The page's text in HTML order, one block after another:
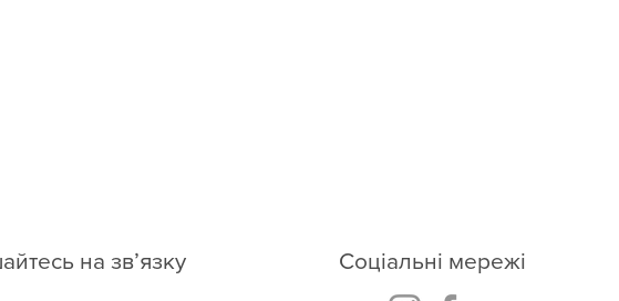
на зв’язку Соціальні мережі